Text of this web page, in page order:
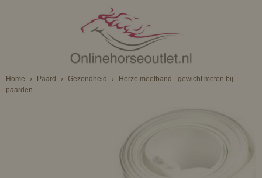
Home › Paard › Gezondheid ›
Horze meetband - gewicht meten bij
paarden